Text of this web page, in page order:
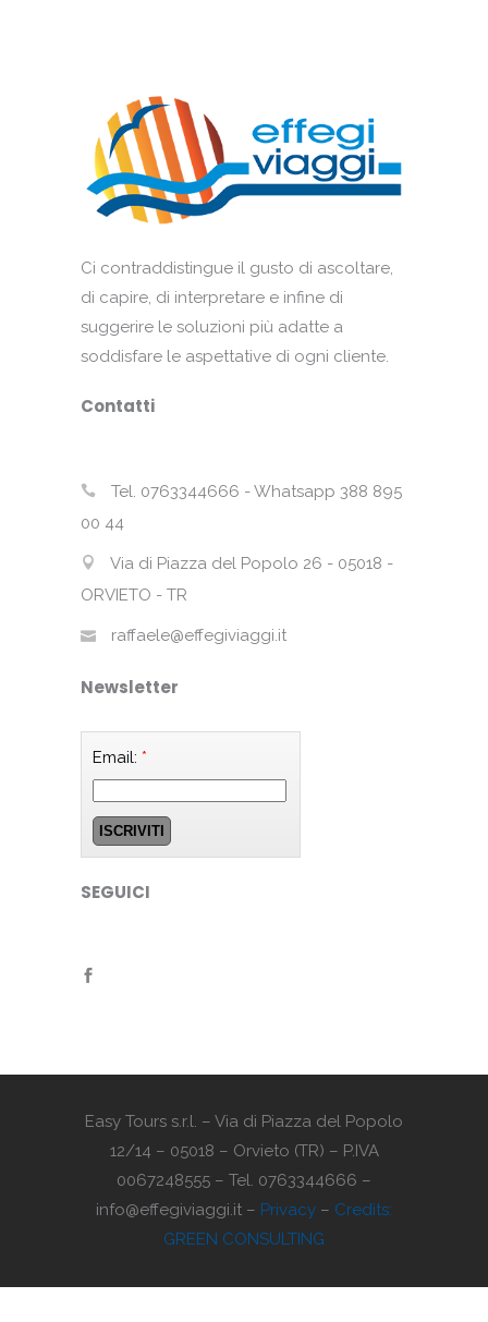
Ci contraddistingue il gusto di ascoltare,
di capire, di interpretare e infine di
suggerire le soluzioni più adatte a
soddisfare le aspettative di ogni cliente.
Contatti
Tel. 0763344666 - Whatsapp 388 895
00 44
Via di Piazza del Popolo 26 - 05018 -
ORVIETO - TR
raffaele@effegiviaggi.it
Newsletter
Email: *
SEGUICI
Easy Tours s.r.l. – Via di Piazza del Popolo
12/14 – 05018 – Orvieto (TR) – P.IVA
0067248555 – Tel. 0763344666 –
info@effegiviaggi.it – Privacy – Credits:
GREEN CONSULTING